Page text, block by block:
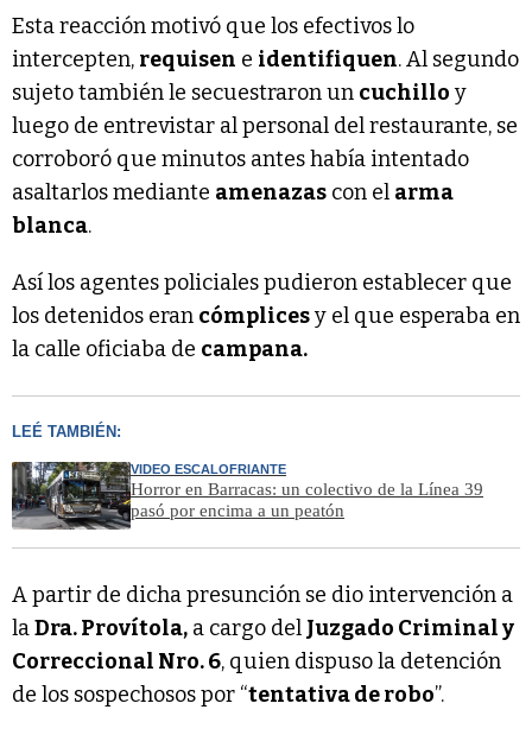
Esta reacción motivó que los efectivos lo
intercepten, requisen e identifiquen. Al segundo
sujeto también le secuestraron un cuchillo y
luego de entrevistar al personal del restaurante, se
corroboró que minutos antes había intentado
asaltarlos mediante amenazas con el arma
blanca.
Así los agentes policiales pudieron establecer que
los detenidos eran cómplicesy el que esperaba en
la calle oficiaba de campana.
LEÉ TAMBIÉN:
VIDEO ESCALOFRIANTE
Horror en Barracas: un colectivo de la Línea 39
pasó por encima a un peatón
A partir de dicha presunción se dio intervención a
laDra. Provítola, a cargo del Juzgado Criminal y
Correccional Nro. 6, quien dispuso la detención
de los sospechosos por “tentativa de robo”.